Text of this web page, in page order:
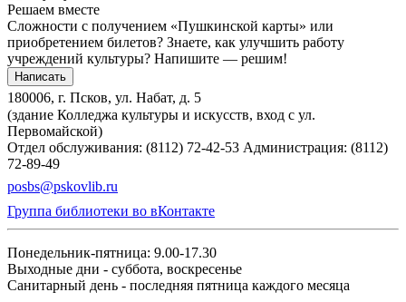
Решаем вместе
Сложности с получением «Пушкинской карты» или
приобретением билетов? Знаете, как улучшить работу
учреждений культуры? Напишите — решим!
Написать
180006, г. Псков, ул. Набат, д. 5
(здание Колледжа культуры и искусств, вход с ул.
Первомайской)
Отдел обслуживания: (8112) 72-42-53 Администрация: (8112)
72-89-49
posbs@pskovlib.ru
Группа библиотеки во вКонтакте
Понедельник-пятница: 9.00-17.30
Выходные дни - суббота, воскресенье
Санитарный день - последняя пятница каждого месяца